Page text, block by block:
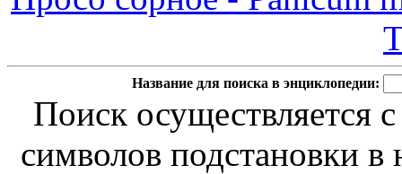
Название для поиска в энциклопедии:
Поиск осуществляется
символов подстановки в